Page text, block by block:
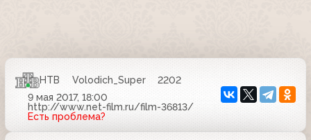
НТВ Volodich_Super
2202
9 мая 2017, 18:00
http://www.net-film.ru/film-36813/
Есть проблема?